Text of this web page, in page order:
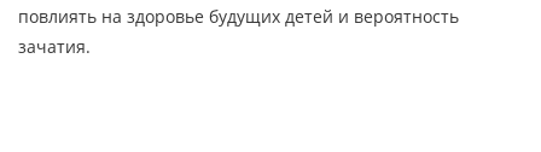
повлиять на здоровье будущих детей и вероятность
зачатия.